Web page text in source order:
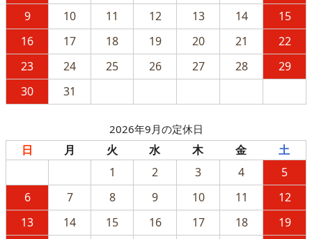
9
10 11 12 13 14
15
16
17 18 19 20 21
22
23
24 25 26 27 28
29
30
31
2026年9月の定休日
日 月 火 水 木 金
土
1
2 3 4
5
6
7 8 9 10 11
12
13
14 15 16 17 18
19